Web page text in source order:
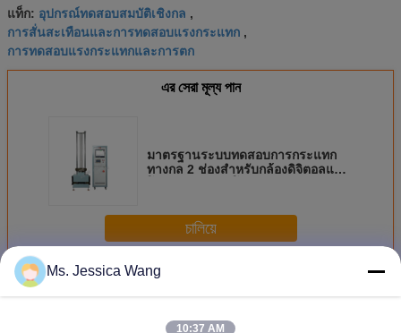
แท็ก: อุปกรณ์ทดสอบสมบัติเชิงกล ,
การสั่นสะเทือนและการทดสอบแรงกระแทก ,
การทดสอบแรงกระแทกและการตก
এর সেরা মূল্য পান
มาตรฐานระบบทดสอบการกระแทก
ทางกล 2 ช่องสำหรับกล้องดิจิตอลและ
চালিয়ে
มากกว่าอุปกรณ์ทดสอบแรงกระแทกทางกล
Ms. Jessica Wang
10:37 AM